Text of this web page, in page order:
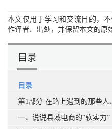
本文仅用于学习和交流目的，
作译者、出处，并保留本文的原
目录
目录
第1部分 在路上遇到的那些人
一、说说县域电商的“软实力”